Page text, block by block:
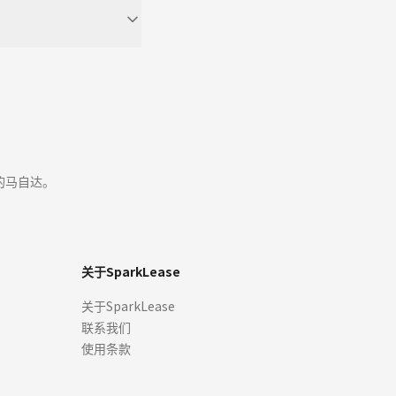
自达。
关于SparkLease
关于SparkLease
联系我们
使用条款